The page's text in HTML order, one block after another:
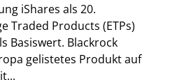
iShares als 20.
Traded Products (ETPs)
Basiswert. Blackrock
gelistetes Produkt auf